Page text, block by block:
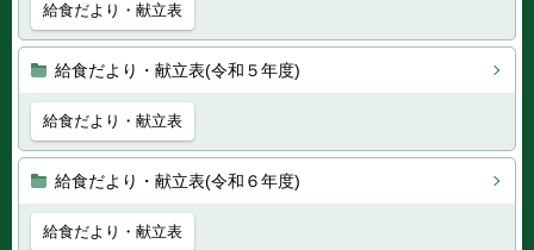
給食だより・献立表
給食だより・献立表(令和５年度)
給食だより・献立表
給食だより・献立表(令和６年度)
給食だより・献立表